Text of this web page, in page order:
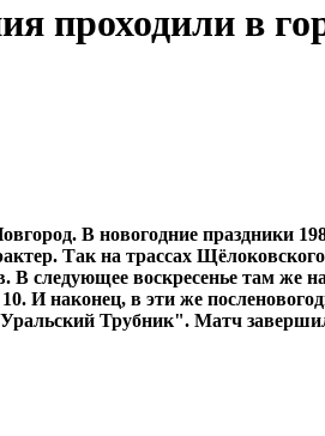
проходили в
В новогодние праздники
Так на трассах
В следующее воскресенье там
И наконец, в эти же
Трубник". Матч